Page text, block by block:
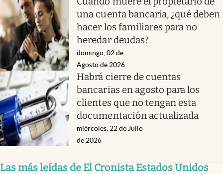
una cuenta bancaria, ¿qué deben
hacer los familiares para no
heredar deudas?
domingo, 02 de
Agosto de 2026
Habrá cierre de cuentas
bancarias en agosto para los
clientes que no tengan esta
documentación actualizada
miércoles, 22 de Julio
de 2026
Las más leídas de El Cronista Estados Unidos